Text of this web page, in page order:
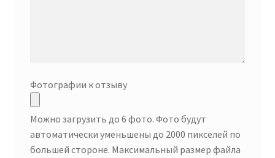
Фотографии к отзыву
Можно загрузить до 6 фото. Фото будут
автоматически уменьшены до 2000 пикселей по
большей стороне. Максимальный размер файла